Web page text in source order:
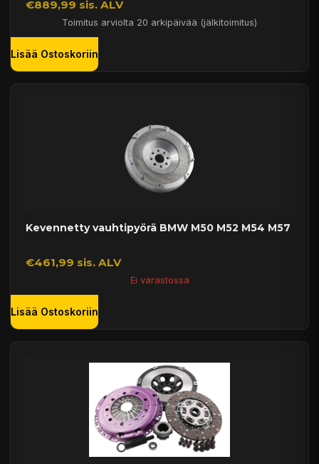
€889,99 sis. ALV
Toimitus arviolta 20 arkipäivää (jälkitoimitus)
Lisää Ostoskoriin
Kevennetty vauhtipyörä BMW M50 M52 M54 M57
€461,99 sis. ALV
Ei varastossa
Lisää Ostoskoriin